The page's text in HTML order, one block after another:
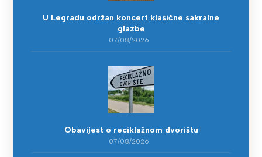
U Legradu održan koncert klasične sakralne
glazbe
07/08/2026
Obavijest o reciklažnom dvorištu
07/08/2026